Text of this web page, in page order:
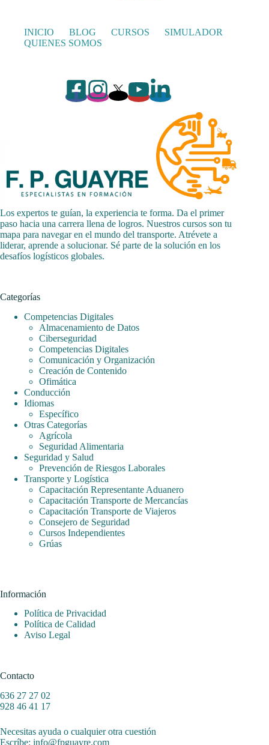
INICIO BLOG CURSOS
SIMULADOR
QUIENES SOMOS
Los expertos te guían, la experiencia te forma. Da el primer
paso hacia una carrera llena de logros. Nuestros cursos son tu
mapa para navegar en el mundo del transporte. Atrévete a
liderar, aprende a solucionar. Sé parte de la solución en los
desafíos logísticos globales.
Categorías
Competencias Digitales
Almacenamiento de Datos
Ciberseguridad
Competencias Digitales
Comunicación y Organización
Creación de Contenido
Ofimática
Conducción
Idiomas
Específico
Otras Categorías
Agrícola
Seguridad Alimentaria
Seguridad y Salud
Prevención de Riesgos Laborales
Transporte y Logística
Capacitación Representante Aduanero
Capacitación Transporte de Mercancías
Capacitación Transporte de Viajeros
Consejero de Seguridad
Cursos Independientes
Grúas
Información
Política de Privacidad
Política de Calidad
Aviso Legal
Contacto
636 27 27 02
928 46 41 17
Necesitas ayuda o cualquier otra cuestión
Escríbe: info@fpguayre.com